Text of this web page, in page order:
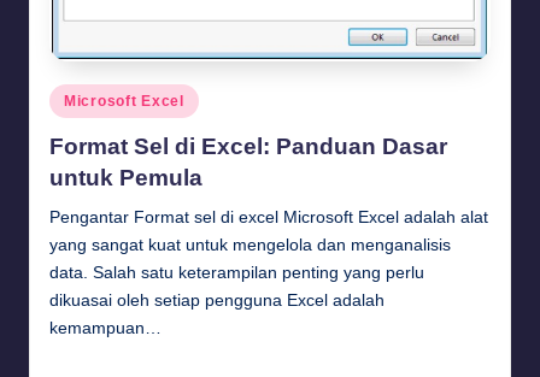
Posted
in
Microsoft Excel
Format Sel di Excel: Panduan Dasar
untuk Pemula
Pengantar Format sel di excel Microsoft Excel adalah alat
yang sangat kuat untuk mengelola dan menganalisis
data. Salah satu keterampilan penting yang perlu
dikuasai oleh setiap pengguna Excel adalah
kemampuan…